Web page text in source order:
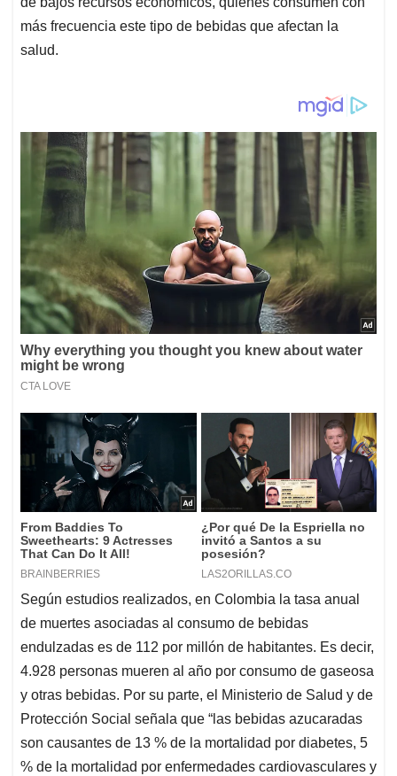
más frecuencia este tipo de bebidas que afectan la
salud.
Según estudios realizados, en Colombia la tasa anual
de muertes asociadas al consumo de bebidas
endulzadas es de 112 por millón de habitantes. Es decir,
4.928 personas mueren al año por consumo de gaseosa
y otras bebidas. Por su parte, el Ministerio de Salud y de
Protección Social señala que “las bebidas azucaradas
son causantes de 13 % de la mortalidad por diabetes, 5
% de la mortalidad por enfermedades cardiovasculares y